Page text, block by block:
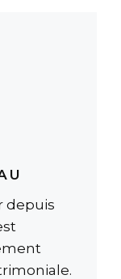
depuis